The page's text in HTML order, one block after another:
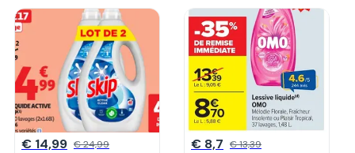
€ 14,99 € 24,99 € 8,7 € 13,39